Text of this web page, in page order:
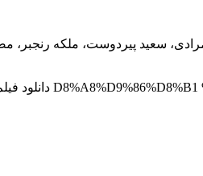
سعید پیردوست، ملکه رنجبر،